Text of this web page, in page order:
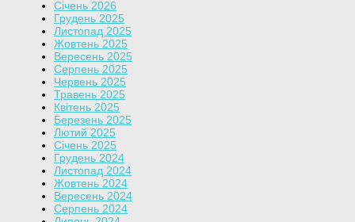
Січень 2026
Грудень 2025
Листопад 2025
Жовтень 2025
Вересень 2025
Серпень 2025
Червень 2025
Травень 2025
Квітень 2025
Березень 2025
Лютий 2025
Січень 2025
Грудень 2024
Листопад 2024
Жовтень 2024
Вересень 2024
Серпень 2024